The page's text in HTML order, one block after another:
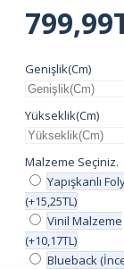
Genişlik(Cm)
Yükseklik(Cm)
Malzeme Seçiniz.
Yapışkanlı
(+15,25TL)
Vinil Malzeme
(+10,17TL)
Blueback